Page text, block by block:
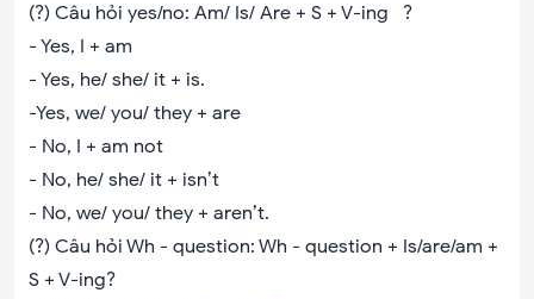
(?) Câu hỏi yes/no: Am/ Is/ Are + S + V-ing ?
- Yes, I + am
- Yes, he/ she/ it + is.
-Yes, we/ you/ they + are
- No, I + am not
- No, he/ she/ it + isn’t
- No, we/ you/ they + aren’t.
(?) Câu hỏi Wh - question: Wh - question + Is/are/am +
S + V-ing?